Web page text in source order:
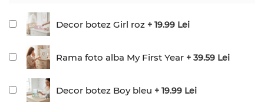
Decor botez Girl roz + 19.99 Lei
Rama foto alba My First Year + 39.59 Lei
Decor botez Boy bleu + 19.99 Lei